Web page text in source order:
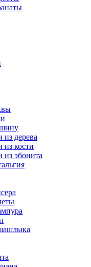
из дерева
из кости
из эбонита